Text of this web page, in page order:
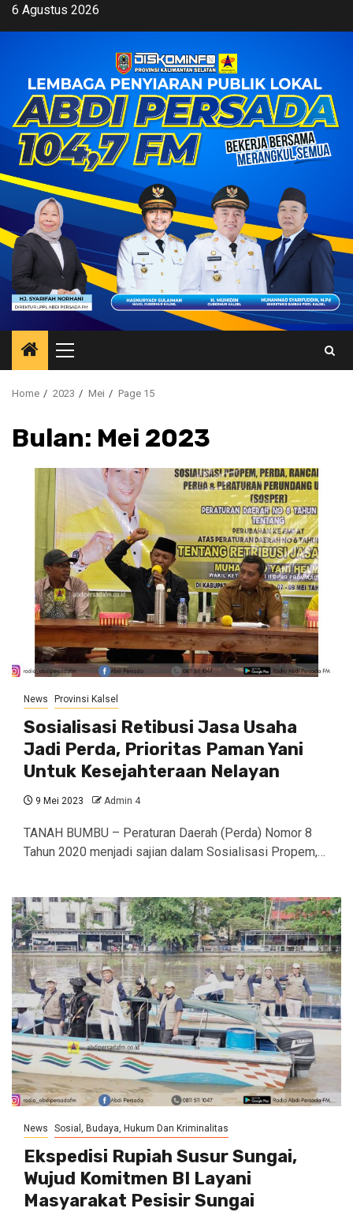
Skip6 Agustus 2026
Primary
Menu
Home 2023 Mei Page 15
Bulan: Mei 2023
News Provinsi Kalsel
Sosialisasi Retibusi Jasa Usaha
Jadi Perda, Prioritas Paman Yani
Untuk Kesejahteraan Nelayan
9 Mei 2023 Admin 4
TANAH BUMBU – Peraturan Daerah (Perda) Nomor 8
Tahun 2020 menjadi sajian dalam Sosialisasi Propem,…
News Sosial, Budaya, Hukum Dan Kriminalitas
Ekspedisi Rupiah Susur Sungai,
Wujud Komitmen BI Layani
Masyarakat Pesisir Sungai